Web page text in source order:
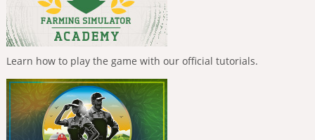
Learn how to play the game with our official tutorials.